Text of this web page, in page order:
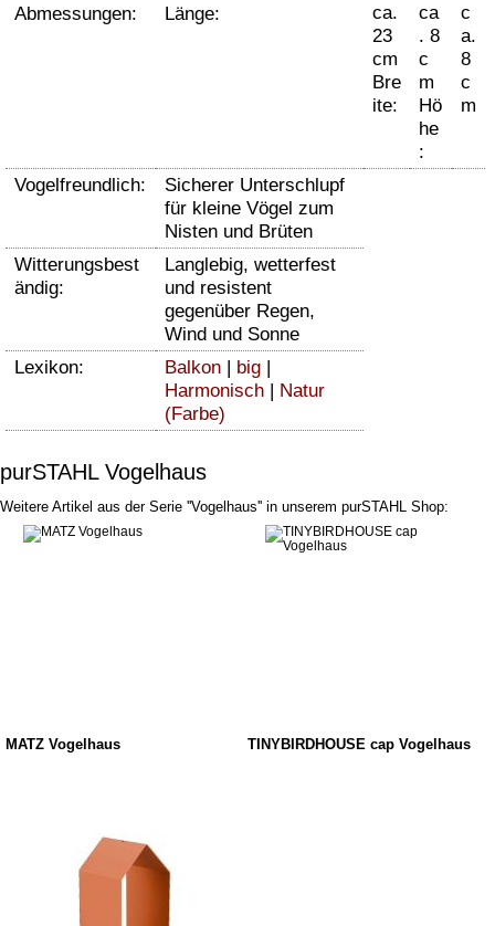
Abmessungen:
Länge:
ca.
23
cm
Bre
ite:
ca
. 8
c
m
Hö
he
:
c
a.
8
c
m
Vogelfreundlich:
Sicherer Unterschlupf
für kleine Vögel zum
Nisten und Brüten
Witterungsbest
ändig:
Langlebig, wetterfest
und resistent
gegenüber Regen,
Wind und Sonne
Lexikon:
Balkon | big |
Harmonisch | Natur
(Farbe)
purSTAHL Vogelhaus
Weitere Artikel aus der Serie ''Vogelhaus'' in unserem purSTAHL Shop:
MATZ Vogelhaus TINYBIRDHOUSE cap Vogelhaus